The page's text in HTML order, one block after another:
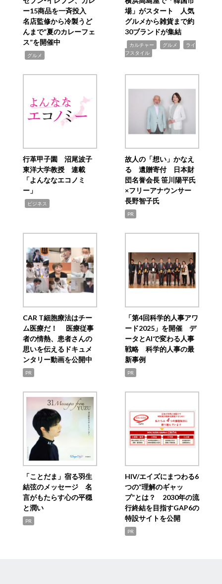
ー15商品を一斉投入
名店監修から冷製うど
んまで“夏のカレーフェ
ス”を開催中
グルメ
場」がスタート 人気
グルメから雑貨まで約
30ブランドが集結
カルチャー グルメ
ライ
フスタイル
行革甲子園 沼尾波子
東洋大学教授 連載
「よんななエコノミ
ー」
ビジネス
故人の「想い」かなえ
る 遺贈寄付 日本財
団名誉会長 笹川陽平氏
×フリーアナウンサー
長野智子氏
PR
CAR T細胞療法はチー
ム医療だ！ 医療従事
者の情熱、患者さんの
思いを伝えるドキュメ
ンタリー動画を公開中
PR
「第4回科学的人事アワ
ード2025」を開催 デ
ータとAIで変わる人事
戦略 科学的人事の最
新事例
PR
「ことだま」宿る羽生
結弦のメッセージ 名
言がもたらす心の平穏
と潤い
PR
HIV/エイズにまつわる6
つの“理解のギャッ
プ”とは？ 2030年の流
行終結を目指すGAP6の
特設サイトを公開
PR